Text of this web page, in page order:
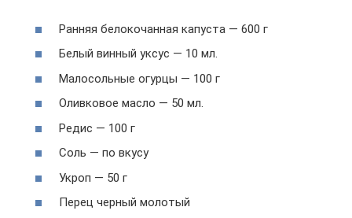
Ранняя белокочанная капуста — 600 г
Белый винный уксус — 10 мл.
Малосольные огурцы — 100 г
Оливковое масло — 50 мл.
Редис — 100 г
Соль — по вкусу
Укроп — 50 г
Перец черный молотый